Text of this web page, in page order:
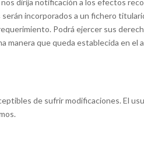
dirija notificación a los efectos
incorporados a un fichero
Podrá ejercer sus
manera que queda establecida en el
de sufrir modificaciones. El